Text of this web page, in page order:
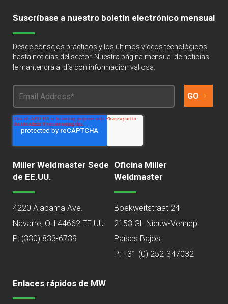
Suscríbase a nuestro boletín electrónico mensual
Desde consejos prácticos y los últimos vídeos tecnológicos
hasta noticias del sector. Nuestra página mensual de noticias
le mantendrá al día con información valiosa.
Miller Weldmaster Sede
de EE.UU.
4220 Alabama Ave.
Navarre, OH 44662 EE.UU.
P: (330) 833-6739
Oficina Miller
Weldmaster
Boekweitstraat 24
2153 GL Nieuw-Vennep
Países Bajos
P: +31 (0) 252-347032
Enlaces rápidos de MW